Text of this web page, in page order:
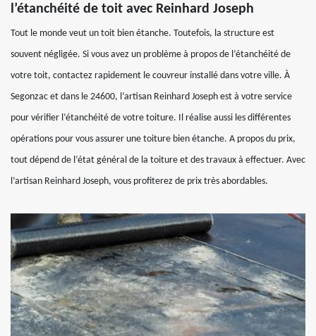
l’étanchéité de toit avec Reinhard Joseph
Tout le monde veut un toit bien étanche. Toutefois, la structure est
souvent négligée. Si vous avez un problème à propos de l’étanchéité de
votre toit, contactez rapidement le couvreur installé dans votre ville. À
Segonzac et dans le 24600, l’artisan Reinhard Joseph est à votre service
pour vérifier l’étanchéité de votre toiture. Il réalise aussi les différentes
opérations pour vous assurer une toiture bien étanche. A propos du prix,
tout dépend de l’état général de la toiture et des travaux à effectuer. Avec
l’artisan Reinhard Joseph, vous profiterez de prix très abordables.